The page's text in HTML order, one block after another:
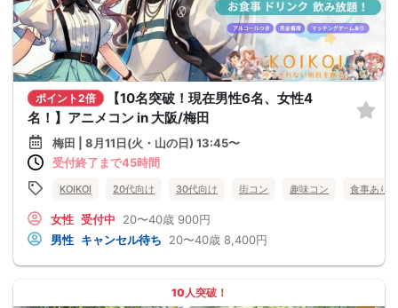
ポイント2倍
【10名突破！現在男性6名、女性4
名！】アニメコン in 大阪/梅田
梅田 | 8月11日(火・山の日) 13:45〜
受付終了まで45時間
KOIKOI 20代向け 30代向け 街コン 趣味コン 食事あり
女性 受付中 20〜40歳 900円
男性 キャンセル待ち 20〜40歳 8,400円
10人突破！